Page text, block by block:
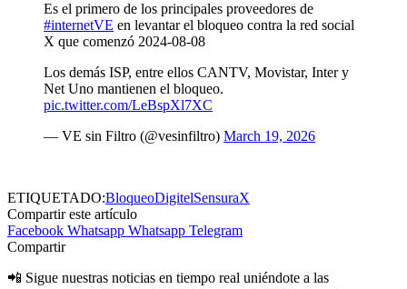
Es el primero de los principales proveedores de
#internetVE en levantar el bloqueo contra la red social
X que comenzó 2024-08-08
Los demás ISP, entre ellos CANTV, Movistar, Inter y
Net Uno mantienen el bloqueo.
pic.twitter.com/LeBspXl7XC
— VE sin Filtro (@vesinfiltro) March 19, 2026
ETIQUETADO:BloqueoDigitelSensuraX
Compartir este artículo
Facebook Whatsapp Whatsapp Telegram
Compartir
📲 Sigue nuestras noticias en tiempo real uniéndote a las